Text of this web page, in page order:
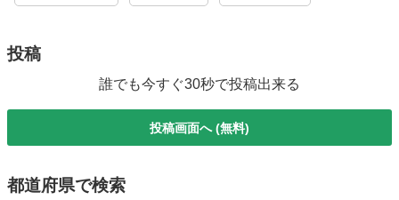
投稿
誰でも今すぐ30秒で投稿出来る
投稿画面へ (無料)
都道府県で検索